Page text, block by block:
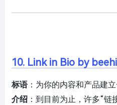
10. Link in Bio by
标语：为你的内容和产品建立
介绍 ：到目前为止，许多“